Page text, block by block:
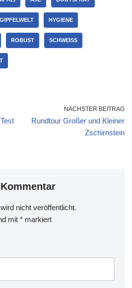
GIPFELWELT HYGIENE
ROBUST SCHWEISS
NÄCHSTER BEITRAG
Rundtour Großer und Kleiner
Zschirnstein
nicht veröffentlicht.
mit * markiert